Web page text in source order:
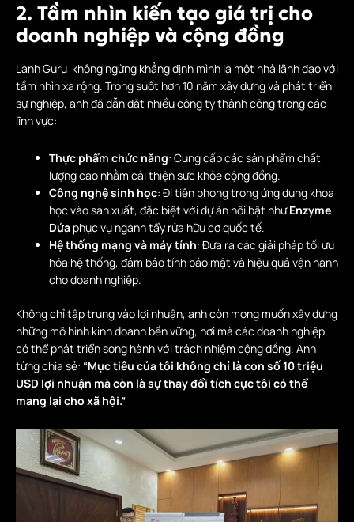
2. Tầm nhìn kiến tạo giá trị cho
doanh nghiệp và cộng đồng
Lành Guru không ngừng khẳng định mình là một nhà lãnh đạo với
tầm nhìn xa rộng. Trong suốt hơn 10 năm xây dựng và phát triển
sự nghiệp, anh đã dẫn dắt nhiều công ty thành công trong các
lĩnh vực:
Thực phẩm chức năng: Cung cấp các sản phẩm chất
lượng cao nhằm cải thiện sức khỏe cộng đồng.
Công nghệ sinh học: Đi tiên phong trong ứng dụng khoa
học vào sản xuất, đặc biệt với dự án nổi bật nhưEnzyme
Dứa phục vụ ngành tẩy rửa hữu cơ quốc tế.
Hệ thống mạng và máy tính: Đưa ra các giải pháp tối ưu
hóa hệ thống, đảm bảo tính bảo mật và hiệu quả vận hành
cho doanh nghiệp.
Không chỉ tập trung vào lợi nhuận, anh còn mong muốn xây dựng
những mô hình kinh doanh bền vững, nơi mà các doanh nghiệp
có thể phát triển song hành với trách nhiệm cộng đồng. Anh
từng chia sẻ: “Mục tiêu của tôi không chỉ là con số 10 triệu
USD lợi nhuận mà còn là sự thay đổi tích cực tôi có thể
mang lại cho xã hội.”